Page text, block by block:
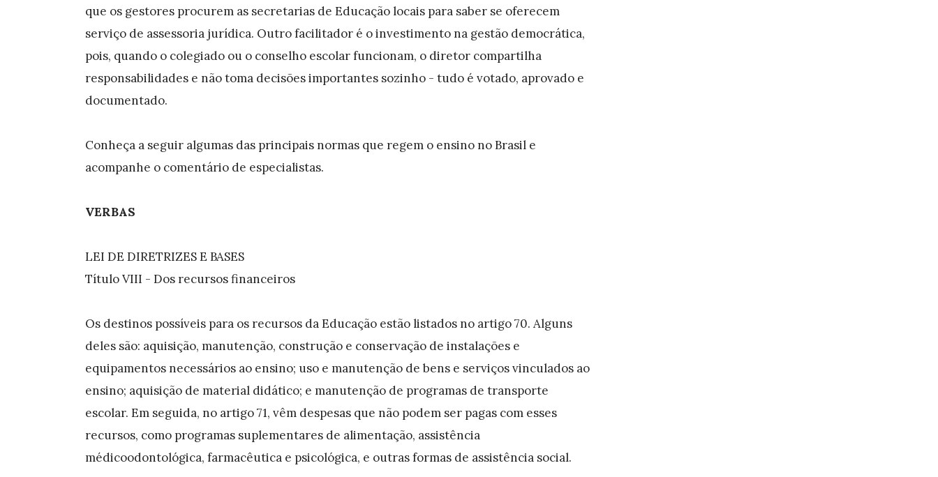
que os gestores procurem as secretarias de Educação locais para saber se oferecem
serviço de assessoria jurídica. Outro facilitador é o investimento na gestão democrática,
pois, quando o colegiado ou o conselho escolar funcionam, o diretor compartilha
responsabilidades e não toma decisões importantes sozinho - tudo é votado, aprovado e
documentado.
Conheça a seguir algumas das principais normas que regem o ensino no Brasil e
acompanhe o comentário de especialistas.
VERBAS
LEI DE DIRETRIZES E BASES
Título VIII - Dos recursos financeiros
Os destinos possíveis para os recursos da Educação estão listados no artigo 70. Alguns
deles são: aquisição, manutenção, construção e conservação de instalações e
equipamentos necessários ao ensino; uso e manutenção de bens e serviços vinculados ao
ensino; aquisição de material didático; e manutenção de programas de transporte
escolar. Em seguida, no artigo 71, vêm despesas que não podem ser pagas com esses
recursos, como programas suplementares de alimentação, assistência
médicoodontológica, farmacêutica e psicológica, e outras formas de assistência social.